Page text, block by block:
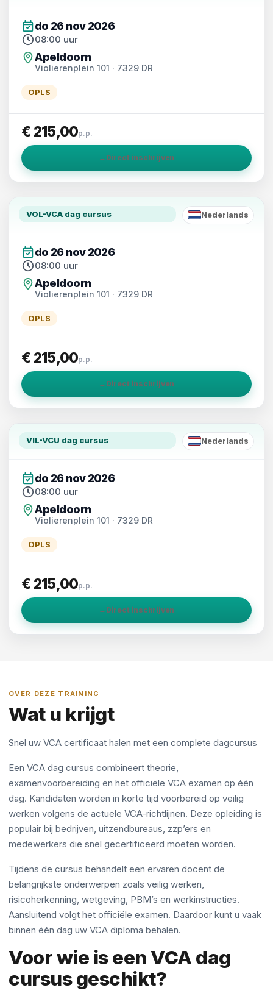
do 26 nov 2026
08:00 uur
Apeldoorn
Violierenplein 101 · 7329 DR
OPLS
€ 215,00p.p.
→ Direct inschrijven
VOL-VCA dag cursus
NL
Nederlands
do 26 nov 2026
08:00 uur
Apeldoorn
Violierenplein 101 · 7329 DR
OPLS
€ 215,00p.p.
→ Direct inschrijven
VIL-VCU dag cursus
NL
Nederlands
do 26 nov 2026
08:00 uur
Apeldoorn
Violierenplein 101 · 7329 DR
OPLS
€ 215,00p.p.
→ Direct inschrijven
OVER DEZE TRAINING
Wat u krijgt
Snel uw VCA certificaat halen met een complete dagcursus
Een VCA dag cursus combineert theorie,
examenvoorbereiding en het officiële VCA examen op één
dag. Kandidaten worden in korte tijd voorbereid op veilig
werken volgens de actuele VCA-richtlijnen. Deze opleiding is
populair bij bedrijven, uitzendbureaus, zzp’ers en
medewerkers die snel gecertificeerd moeten worden.
Tijdens de cursus behandelt een ervaren docent de
belangrijkste onderwerpen zoals veilig werken,
risicoherkenning, wetgeving, PBM’s en werkinstructies.
Aansluitend volgt het officiële examen. Daardoor kunt u vaak
binnen één dag uw VCA diploma behalen.
Voor wie is een VCA dag
cursus geschikt?